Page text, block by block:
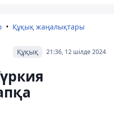
Құқық жаңалықтары
21:36, 12 шілде 2024
Құқық